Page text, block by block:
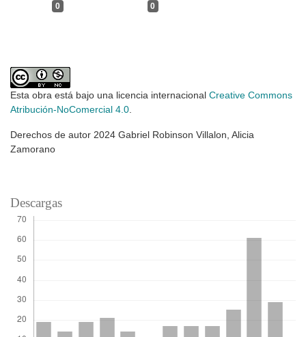
0 0
Esta obra está bajo una licencia internacional Creative Commons
Atribución-NoComercial 4.0
Derechos de autor 2024 Gabriel Robinson Villalon, Alicia
Zamorano
Descargas